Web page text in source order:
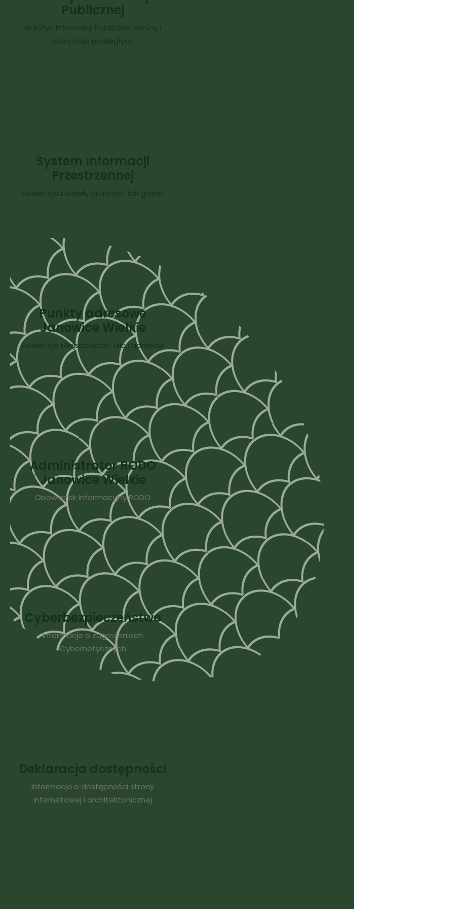
Publicznej
Biuletyn Informacji Publicznej Gminy i
jednostek podległych
System Informacji
Przestrzennej
Ewidencja Działek, gruntów i ich granic
Punkty adresowe
Janowice Wielkie
Ewidencja Miejscowości, ulic i adresów
Administrator RODO
Janowice Wielkie
Obowiązek Informacyjny RODO
Cyberbezpieczeństwo
Informacje o zagrożeniach
Cybernetycznych
Deklaracja dostępności
Informacja o dostępności strony
internetowej i architektonicznej